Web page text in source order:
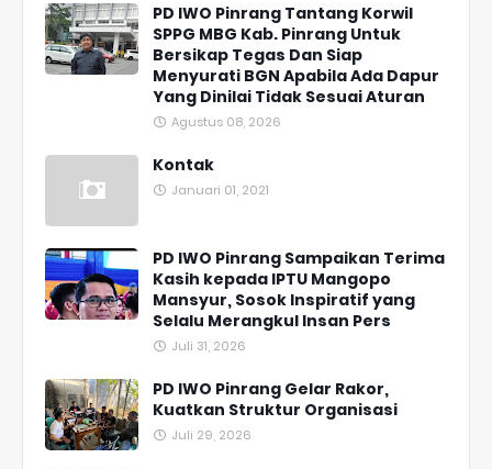
PD IWO Pinrang Tantang Korwil
SPPG MBG Kab. Pinrang Untuk
Bersikap Tegas Dan Siap
Menyurati BGN Apabila Ada Dapur
Yang Dinilai Tidak Sesuai Aturan
Agustus 08, 2026
Kontak
Januari 01, 2021
PD IWO Pinrang Sampaikan Terima
Kasih kepada IPTU Mangopo
Mansyur, Sosok Inspiratif yang
Selalu Merangkul Insan Pers
Juli 31, 2026
PD IWO Pinrang Gelar Rakor,
Kuatkan Struktur Organisasi
Juli 29, 2026